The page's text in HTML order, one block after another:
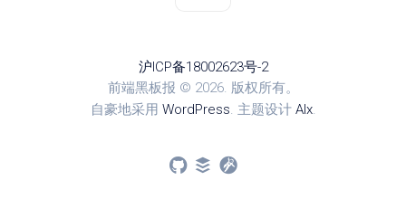
沪ICP备18002623号-2
前端黑板报 © 2026. 版权所有。
自豪地采用 WordPress. 主题设计 Alx.